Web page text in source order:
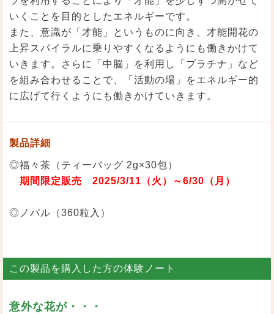
いくことを目的としたエネルギーです。
また、意識が「才能」というものに向き、才能開花の
上昇スパイラルに乗りやすくなるようにも働きかけて
いきます。さらに「中脳」を利用し「プラチナ」など
を組み合わせることで、「活動の場」をエネルギー的
に広げて行くようにも働きかけていきます。
製品詳細
◎福々茶（ティーバッグ 2g×30包）
期間限定販売 2025/3/11（火）～6/30（月）
◎ノパル（360粒入）
この製品を購入した方の体験ノート
意外な花が・・・